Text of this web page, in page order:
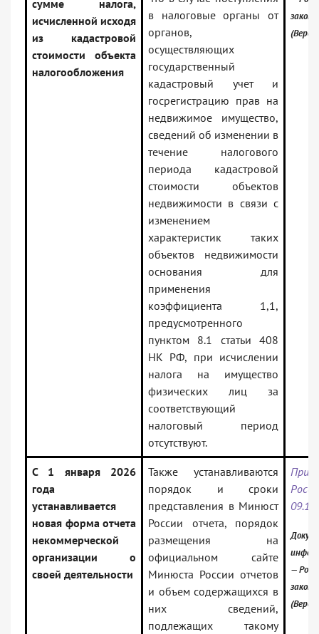
сумме налога,
исчисленной исходя
из кадастровой
стоимости объекта
налогообложения
в налоговые органы от
органов,
осуществляющих
государственный
кадастровый учет и
госрегистрацию прав на
недвижимое имущество,
сведений об изменении в
течение налогового
периода кадастровой
стоимости объектов
недвижимости в связи с
изменением
характеристик таких
объектов недвижимости
основания для
применения
коэффициента 1,1,
предусмотренного
пунктом 8.1 статьи 408
НК РФ, при исчислении
налога на имущество
физических лиц за
соответствующий
налоговый период
отсутствуют.
С 1 января 2026
года
устанавливается
новая форма отчета
некоммерческой
организации о
своей деятельности
Также устанавливаются
порядок и сроки
представления в Минюст
России отчета, порядок
размещения на
официальном сайте
Минюста России отчетов
и объем содержащихся в
них сведений,
подлежащих такому
—